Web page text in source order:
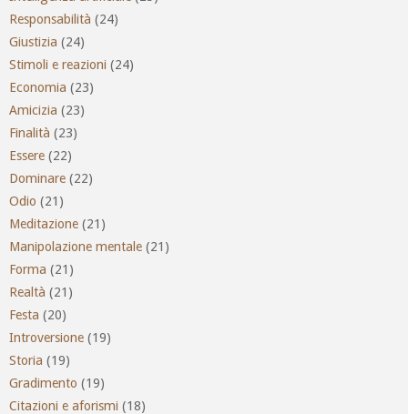
Responsabilità (24)
Giustizia (24)
Stimoli e reazioni (24)
Economia (23)
Amicizia (23)
Finalità (23)
Essere (22)
Dominare (22)
Odio (21)
Meditazione (21)
Manipolazione mentale (21)
Forma (21)
Realtà (21)
Festa (20)
Introversione (19)
Storia (19)
Gradimento (19)
Citazioni e aforismi (18)